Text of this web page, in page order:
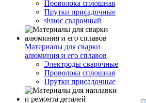
Проволока сплошная
Прутки присадочные
Флюс сварочный
Материалы для сварки
алюминия и его сплавов
Электроды сварочные
Проволока сплошная
Прутки присадочные